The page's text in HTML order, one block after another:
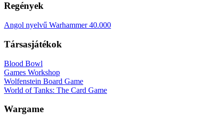
Regények
Angol nyelvű Warhammer 40.000
Társasjátékok
Blood Bowl
Games Workshop
Wolfenstein Board Game
World of Tanks: The Card Game
Wargame